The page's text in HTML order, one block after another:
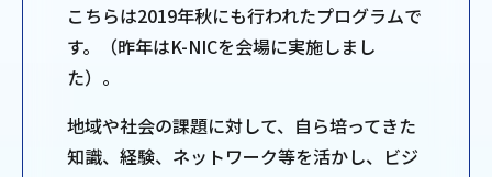
こちらは2019年秋にも行われたプログラムで
す。（昨年はK-NICを会場に実施しまし
た）。
地域や社会の課題に対して、自ら培ってきた
知識、経験、ネットワーク等を活かし、ビジ